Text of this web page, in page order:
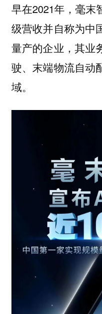
早在2021年，毫末
级营收并自称为中
量产的企业，其业
驶、末端物流自动
域。